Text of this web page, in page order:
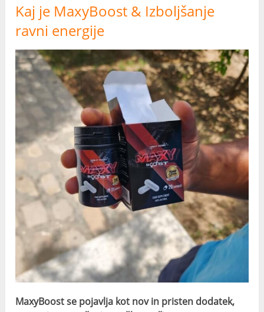
Kaj je MaxyBoost & Izboljšanje
ravni energije
MaxyBoost se pojavlja kot nov in pristen dodatek,